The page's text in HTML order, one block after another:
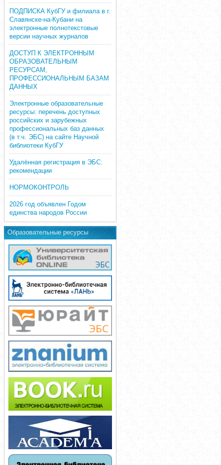
ПОДПИСКА КубГУ и филиала в г.
Славянске-на-Кубани на
электронные полнотекстовые
версии научных журналов
ДОСТУП К ЭЛЕКТРОННЫМ
ОБРАЗОВАТЕЛЬНЫМ
РЕСУРСАМ,
ПРОФЕССИОНАЛЬНЫМ БАЗАМ
ДАННЫХ
Электронные образовательные
ресурсы: перечень доступных
российских и зарубежных
профессиональных баз данных
(в т.ч. ЭБС) на сайте Научной
библиотеки КубГУ
Удалённая регистрация в ЭБС:
рекомендации
НОРМОКОНТРОЛЬ
2026 год объявлен Годом
единства народов России
Образовательные ресурсы